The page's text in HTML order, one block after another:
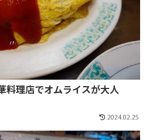
料理店でオムライスが大人
2024.02.25